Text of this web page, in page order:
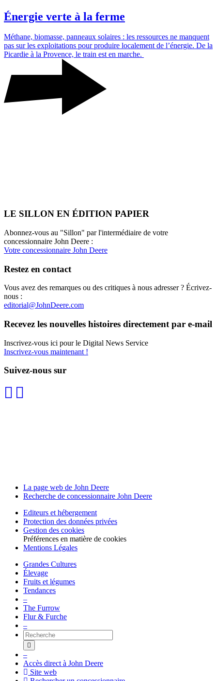
Énergie verte à la ferme
Méthane, biomasse, panneaux solaires : les ressources ne manquent
pas sur les exploi­ta­tions pour produire loca­le­ment de l’énergie. De la
Picardie à la Provence, le train est en marche.
LE SILLON EN ÉDITION PAPIER
Abonnez-vous au "Sillon" par l'intermédiaire de votre
concessionnaire John Deere :
Votre concessionnaire John Deere
Restez en contact
Vous avez des remarques ou des critiques à nous adresser ? Écrivez-
nous :
editorial@JohnDeere.com
Recevez les nouvelles histoires direc­te­ment par e-mail
Inscrivez-vous ici pour le Digital News Service
Inscrivez-vous maintenant !
Suivez-nous sur
La page web de John Deere
Recherche de conces­sion­naire John Deere
Editeurs et héber­ge­ment
Protec­tion des données privées
Gestion des cookies
Préférences en matière de cookies
Mentions Légales
Grandes Cultures
Élevage
Fruits et légumes
Tendances
–
The Furrow
Flur & Furche
–
Recherche
–
Accès direct à John Deere
Site web